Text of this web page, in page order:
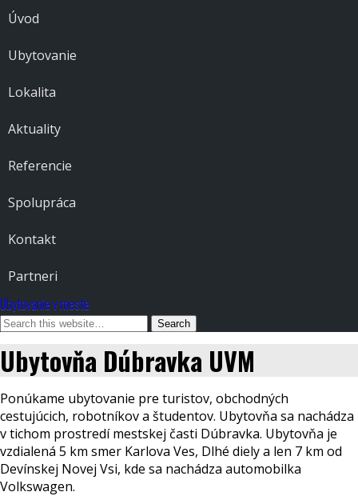
Úvod
Ubytovanie
Lokalita
Aktuality
Referencie
Spolupráca
Kontakt
Partneri
Ubytovanie v meste
Ubytovňa Dúbravka UVM
Ponúkame ubytovanie pre turistov, obchodných
cestujúcich, robotníkov a študentov. Ubytovňa sa nachádza
v tichom prostredí mestskej časti Dúbravka. Ubytovňa je
vzdialená 5 km smer Karlova Ves, Dlhé diely a len 7 km od
Devínskej Novej Vsi, kde sa nachádza automobilka
Volkswagen.